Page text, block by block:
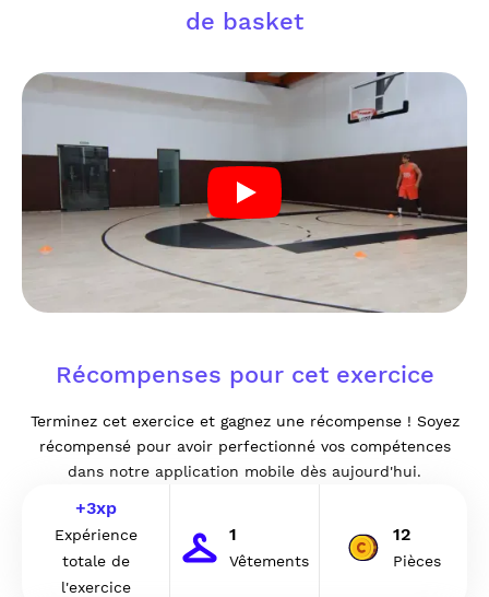
de basket
Récompenses pour cet exercice
Terminez cet exercice et gagnez une récompense ! Soyez
récompensé pour avoir perfectionné vos compétences
dans notre application mobile dès aujourd'hui.
+3xp
Expérience
totale de
l'exercice
1
Vêtements
12
Pièces